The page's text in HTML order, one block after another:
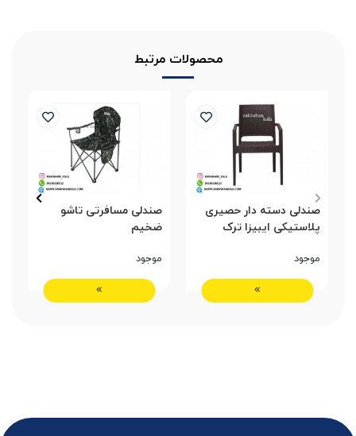
محصولات مرتبط
صندلی دسته دار حصیری
پلاستیکی ایبیزا ترک
موجود
صندلی مسافرتی تاشو
ضخیم
موجود